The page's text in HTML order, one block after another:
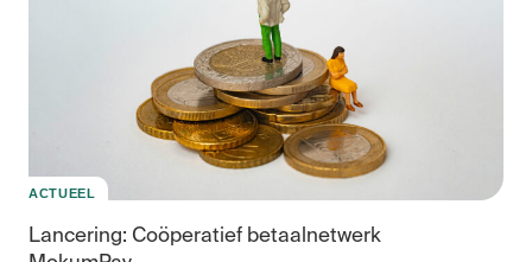
ACTUEEL
Lancering: Coöperatief betaalnetwerk